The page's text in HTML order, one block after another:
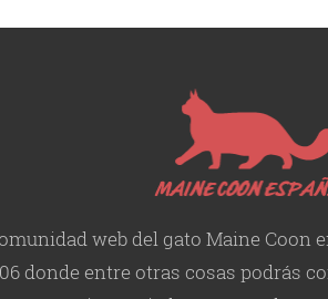
web del gato Maine Coon
donde entre otras cosas podrás